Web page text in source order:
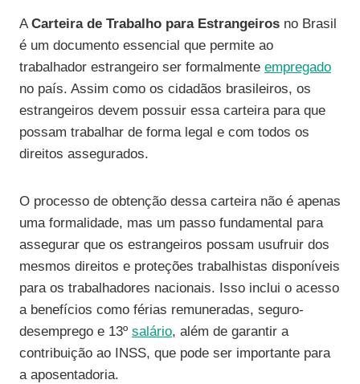
ACarteira de Trabalho para Estrangeiros no Brasil
é um documento essencial que permite ao
trabalhador estrangeiro ser formalmente empregado
no país. Assim como os cidadãos brasileiros, os
estrangeiros devem possuir essa carteira para que
possam trabalhar de forma legal e com todos os
direitos assegurados.
O processo de obtenção dessa carteira não é apenas
uma formalidade, mas um passo fundamental para
assegurar que os estrangeiros possam usufruir dos
mesmos direitos e proteções trabalhistas disponíveis
para os trabalhadores nacionais. Isso inclui o acesso
a benefícios como férias remuneradas, seguro-
desemprego e 13º salário, além de garantir a
contribuição ao INSS, que pode ser importante para
a aposentadoria.